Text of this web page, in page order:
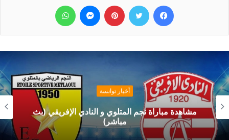
فيسبوك تويتر بينتيريست ماسنجر
أخبار توانسة
مشاهدة مباراة نجم المتلوي و النادي الإفريقي (بث
مباشر)